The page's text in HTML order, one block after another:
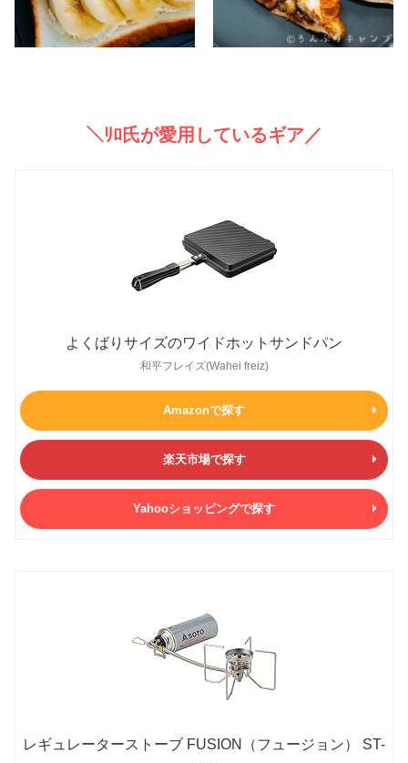
＼ﾘﾛ氏が愛用しているギア／
よくばりサイズのワイドホットサンドパン
和平フレイズ(Wahei freiz)
Amazonで探す
楽天市場で探す
Yahooショッピングで探す
レギュレーターストーブ FUSION（フュージョン） ST-